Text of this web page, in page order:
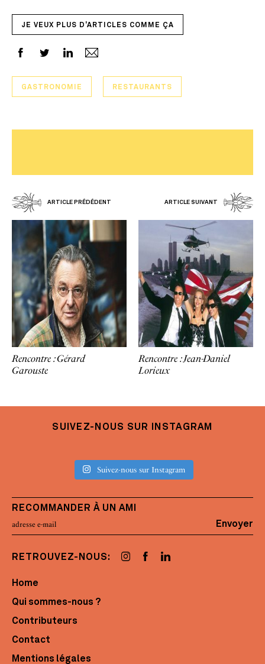
JE VEUX PLUS D'ARTICLES COMME ÇA
GASTRONOMIE RESTAURANTS
ARTICLE PRÉDÉDENT ARTICLE SUIVANT
Rencontre : Gérard
Garouste
Rencontre : Jean-Daniel
Lorieux
SUIVEZ-NOUS SUR INSTAGRAM
Suivez-nous sur Instagram
RECOMMANDER À UN AMI
Envoyer
RETROUVEZ-NOUS:
Home
Qui sommes-nous ?
Contributeurs
Contact
Mentions légales